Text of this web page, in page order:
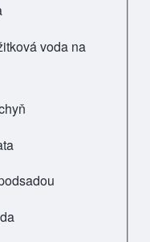
voda na